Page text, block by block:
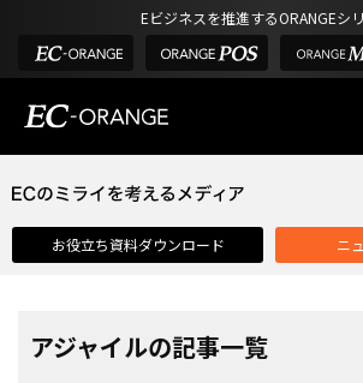
Eビジネスを推進するORANGEシ
選ばれる理由
課題解決例
お役立ち資料ダウンロード ニ
アジャイルの記事一覧